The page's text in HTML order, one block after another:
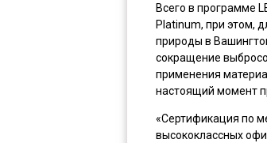
Всего в программе
Platinum, при этом,
природы в
сокращение
применения
настоящий момент
«Сертификация по
высококлассных